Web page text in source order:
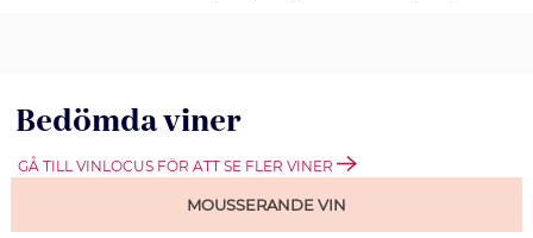
Bedömda viner
GÅ TILL VINLOCUS FÖR ATT SE FLER VINER
MOUSSERANDE VIN